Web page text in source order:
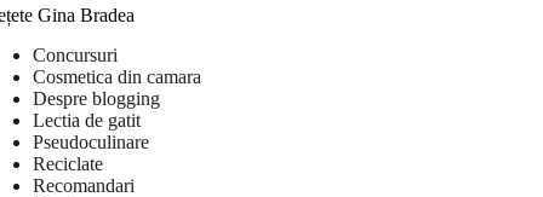
Gina Bradea
Concursuri
Cosmetica din camara
Despre blogging
Lectia de gatit
Pseudoculinare
Reciclate
Recomandari